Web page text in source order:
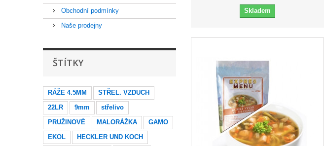
Obchodní podmínky
Naše prodejny
ŠTÍTKY
RÁŽE 4.5MM
STŘEL. VZDUCH
22LR
9mm
střelivo
PRUŽINOVÉ
MALORÁŽKA
GAMO
EKOL
HECKLER UND KOCH
Skladem